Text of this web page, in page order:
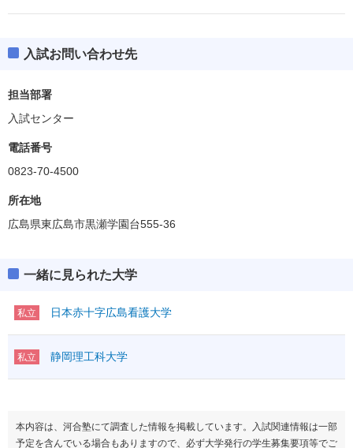
入試お問い合わせ先
担当部署
入試センター
電話番号
0823-70-4500
所在地
広島県東広島市黒瀬学園台555-36
一緒に見られた大学
私立 日本赤十字広島看護大学
私立 静岡理工科大学
本内容は、河合塾にて調査した情報を掲載しています。入試関連情報は一部
予定を含んでいる場合もありますので、必ず大学発行の学生募集要項等でご